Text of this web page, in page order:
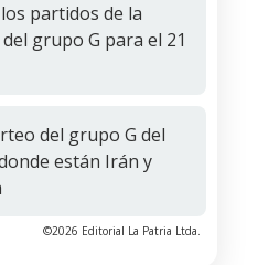
partidos de la
grupo G para el 21
del grupo G del
están Irán y
©2026 Editorial La Patria Ltda.